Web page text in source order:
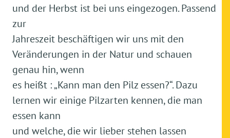
und der Herbst ist bei uns eingezogen. Passend
zur
Jahreszeit beschäftigen wir uns mit den
Veränderungen in der Natur und schauen
genau hin, wenn
es heißt : „Kann man den Pilz essen?“. Dazu
lernen wir einige Pilzarten kennen, die man
essen kann
und welche, die wir lieber stehen lassen